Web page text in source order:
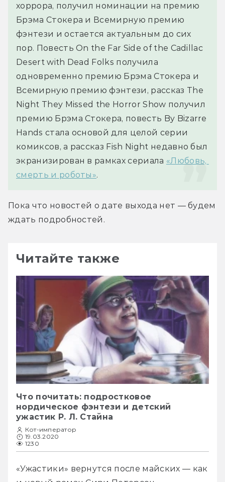
хоррора, получил номинации на премию
Брэма Стокера и Всемирную премию
фэнтези и остается актуальным до сих
пор. Повесть On the Far Side of the Cadillac
Desert with Dead Folks получила
одновременно премию Брэма Стокера и
Всемирную премию фэнтези, рассказ The
Night They Missed the Horror Show получил
премию Брэма Стокера, повесть By Bizarre
Hands стала основой для целой серии
комиксов, а рассказ Fish Night недавно был
экранизирован в рамках сериала «Любовь,
смерть и роботы».
Пока что новостей о дате выхода нет — будем
ждать подробностей.
Читайте также
Что почитать: подростковое
нордическое фэнтези и детский
ужастик Р. Л. Стайна
Кот-император
19.03.2020
1230
«Ужастики» вернутся после майских — как